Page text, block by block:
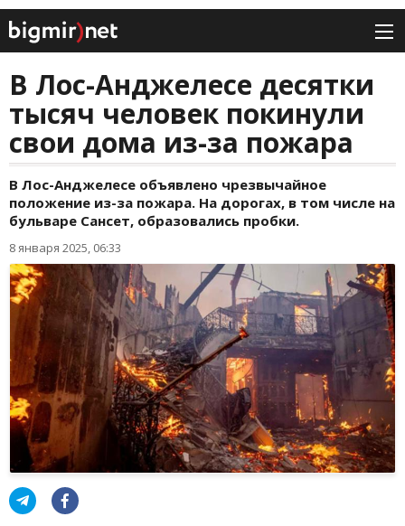
В Лос-Анджелесе десятки
тысяч человек покинули
свои дома из-за пожара
В Лос-Анджелесе объявлено чрезвычайное
положение из-за пожара. На дорогах, в том числе на
бульваре Сансет, образовались пробки.
8 января 2025, 06:33